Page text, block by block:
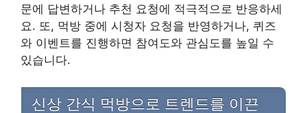
문에 답변하거나 추천 요청에 적극적으로 반응하세
요. 또, 먹방 중에 시청자 요청을 반영하거나, 퀴즈
와 이벤트를 진행하면 참여도와 관심도를 높일 수
있습니다.
신상 간식 먹방으로 트렌드를 이끈